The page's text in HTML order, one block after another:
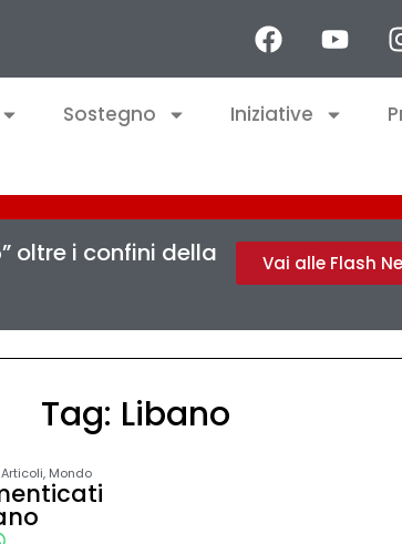
Sostegno Iniziative
oltre i confini della Vai alle Flash
Tag: Libano
Articoli, Mondo